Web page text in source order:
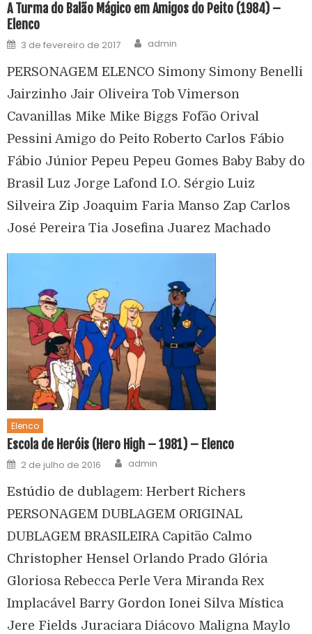
A Turma do Balão Mágico em Amigos do Peito (1984) –
Elenco
3 de fevereiro de 2017 admin
PERSONAGEM ELENCO Simony Simony Benelli
Jairzinho Jair Oliveira Tob Vimerson
Cavanillas Mike Mike Biggs Fofão Orival
Pessini Amigo do Peito Roberto Carlos Fábio
Fábio Júnior Pepeu Pepeu Gomes Baby Baby do
Brasil Luz Jorge Lafond I.O. Sérgio Luiz
Silveira Zip Joaquim Faria Manso Zap Carlos
José Pereira Tia Josefina Juarez Machado
Elenco
Escola de Heróis (Hero High – 1981) – Elenco
2 de julho de 2016 admin
Estúdio de dublagem: Herbert Richers
PERSONAGEM DUBLAGEM ORIGINAL
DUBLAGEM BRASILEIRA Capitão Calmo
Christopher Hensel Orlando Prado Glória
Gloriosa Rebecca Perle Vera Miranda Rex
Implacável Barry Gordon Ionei Silva Mística
Jere Fields Juraciara Diácovo Maligna Maylo